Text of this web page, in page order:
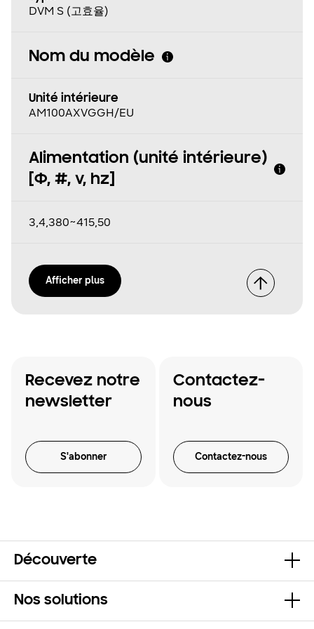
DVM S (고효율)
Nom du modèle
Unité intérieure
AM100AXVGGH/EU
Alimentation (unité intérieure)
[Φ, #, v, hz]
3,4,380~415,50
Afficher plus
Recevez notre
newsletter
S'abonner
Contactez-
nous
Contactez-nous
Découverte
Nos solutions